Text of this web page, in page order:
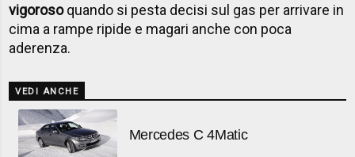
vigorosoquando si pesta decisi sul gas per arrivare in
cima a rampe ripide e magari anche con poca
aderenza.
VEDI ANCHE
Mercedes C 4Matic